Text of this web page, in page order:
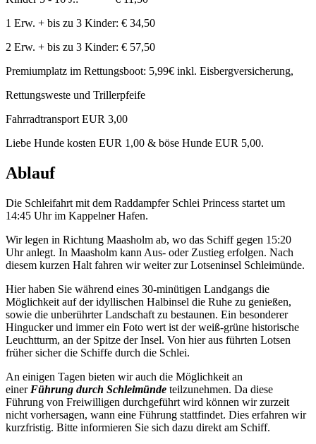
1 Erw. + bis zu 3 Kinder: € 34,50
2 Erw. + bis zu 3 Kinder: € 57,50
Premiumplatz im Rettungsboot: 5,99€ inkl. Eisbergversicherung,
Rettungsweste und Trillerpfeife
Fahrradtransport EUR 3,00
Liebe Hunde kosten EUR 1,00 & böse Hunde EUR 5,00.
Ablauf
Die Schleifahrt mit dem Raddampfer Schlei Princess startet um
14:45 Uhr im Kappelner Hafen.
Wir legen in Richtung Maasholm ab, wo das Schiff gegen 15:20
Uhr anlegt. In Maasholm kann Aus- oder Zustieg erfolgen. Nach
diesem kurzen Halt fahren wir weiter zur Lotseninsel Schleimünde.
Hier haben Sie während eines 30-minütigen Landgangs die
Möglichkeit auf der idyllischen Halbinsel die Ruhe zu genießen,
sowie die unberührter Landschaft zu bestaunen. Ein besonderer
Hingucker und immer ein Foto wert ist der weiß-grüne historische
Leuchtturm, an der Spitze der Insel. Von hier aus führten Lotsen
früher sicher die Schiffe durch die Schlei.
An einigen Tagen bieten wir auch die Möglichkeit an
einer Führung durch Schleimünde teilzunehmen. Da diese
Führung von Freiwilligen durchgeführt wird können wir zurzeit
nicht vorhersagen, wann eine Führung stattfindet. Dies erfahren wir
kurzfristig. Bitte informieren Sie sich dazu direkt am Schiff.